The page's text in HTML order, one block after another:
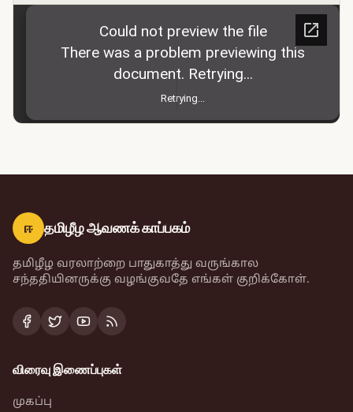
ஈ தமிழீழ ஆவணக் காப்பகம்
தமிழீழ வரலாற்றை பாதுகாத்து வருங்கால
சந்ததியினருக்கு வழங்குவதே எங்கள் குறிக்கோள்.
விரைவு இணைப்புகள்
முகப்பு